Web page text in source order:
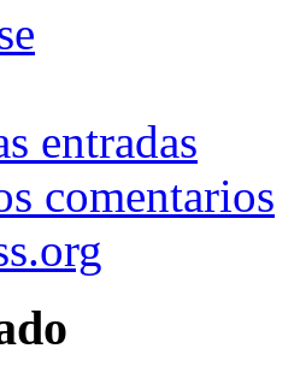
entradas
comentarios